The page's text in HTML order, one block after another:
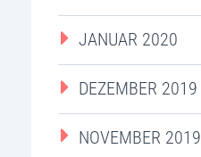
JANUAR 2020
DEZEMBER 2019
NOVEMBER 2019